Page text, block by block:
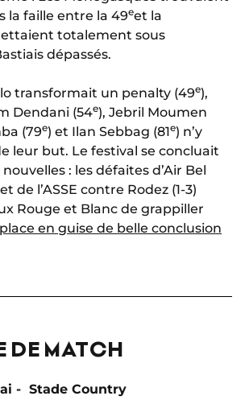
la faille entre la 49eet la
totalement sous
dépassés.
transformait un penalty (49e),
Dendani (54e), Jebril Moumen
(79e) et Ilan Sebbag (81e) n’y
leur but. Le festival se concluait
: les défaites d’Air Bel
de l’ASSE contre Rodez (1-3)
Rouge et Blanc de grappiller
en guise de belle conclusion
DE MATCH
- Stade Country